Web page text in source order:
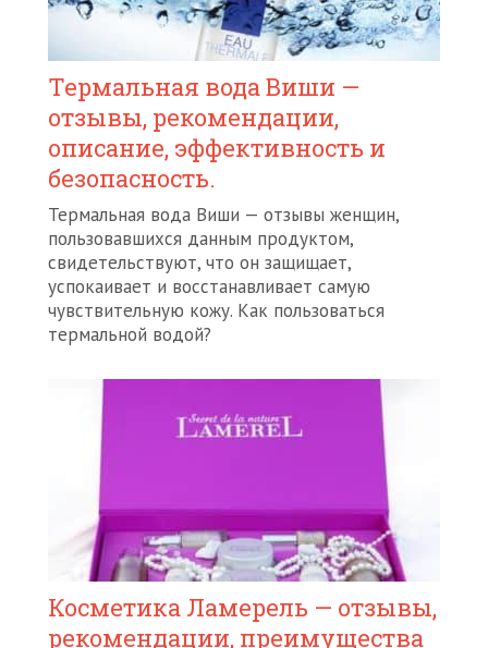
Термальная вода Виши —
отзывы, рекомендации,
описание, эффективность и
безопасность.
Термальная вода Виши — отзывы женщин,
пользовавшихся данным продуктом,
свидетельствуют, что он защищает,
успокаивает и восстанавливает самую
чувствительную кожу. Как пользоваться
термальной водой?
Косметика Ламерель — отзывы,
рекомендации, преимущества